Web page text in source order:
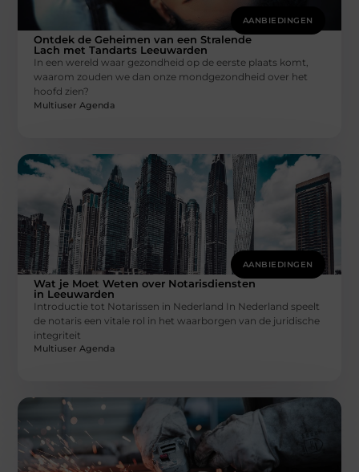
AANBIEDINGEN
Ontdek de Geheimen van een Stralende
Lach met Tandarts Leeuwarden
In een wereld waar gezondheid op de eerste plaats komt,
waarom zouden we dan onze mondgezondheid over het
hoofd zien?
Multiuser Agenda
AANBIEDINGEN
Wat je Moet Weten over Notarisdiensten
in Leeuwarden
Introductie tot Notarissen in Nederland In Nederland speelt
de notaris een vitale rol in het waarborgen van de juridische
integriteit
Multiuser Agenda